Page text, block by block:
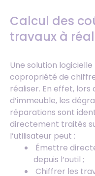
Calcul des
travaux à
Une solution
copropriété de
réaliser. En effet, lors
d’immeuble, les
réparations sont
directement traités
l’utilisateur peut :
Émettre
depuis l’outil ;
Chiffrer les